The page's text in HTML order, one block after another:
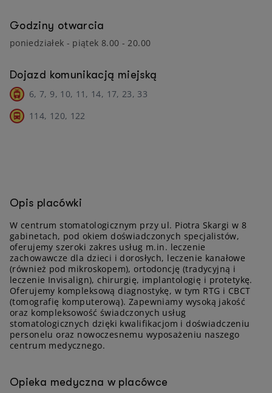
Godziny otwarcia
poniedziałek - piątek 8.00 - 20.00
Dojazd komunikacją miejską
6, 7, 9, 10, 11, 14, 17, 23, 33
114, 120, 122
Opis placówki
W centrum stomatologicznym przy ul. Piotra Skargi w 8
gabinetach, pod okiem doświadczonych specjalistów,
oferujemy szeroki zakres usług m.in. leczenie
zachowawcze dla dzieci i dorosłych, leczenie kanałowe
(również pod mikroskopem), ortodoncję (tradycyjną i
leczenie Invisalign), chirurgię, implantologię i protetykę.
Oferujemy kompleksową diagnostykę, w tym RTG i CBCT
(tomografię komputerową). Zapewniamy wysoką jakość
oraz kompleksowość świadczonych usług
stomatologicznych dzięki kwalifikacjom i doświadczeniu
personelu oraz nowoczesnemu wyposażeniu naszego
centrum medycznego.
Opieka medyczna w placówce